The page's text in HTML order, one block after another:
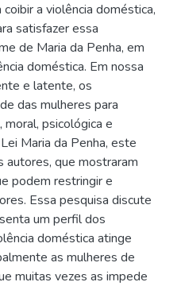
a violência doméstica,
satisfazer essa
de Maria da Penha, em
doméstica. Em nossa
e latente, os
das mulheres para
psicológica e
Maria da Penha, este
autores, que mostraram
podem restringir e
Essa pesquisa discute
um perfil dos
doméstica atinge
as mulheres de
muitas vezes as impede